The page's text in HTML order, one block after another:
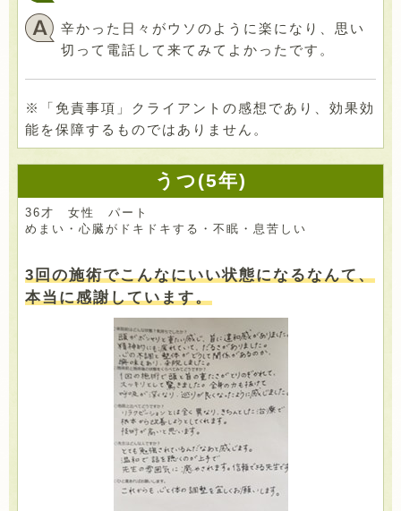
辛かった日々がウソのように楽になり、思い
切って電話して来てみてよかったです。
※「免責事項」クライアントの感想であり、効果効
能を保障するものではありません。
うつ(5年)
36才 女性 パート
めまい・心臓がドキドキする・不眠・息苦しい
3回の施術でこんなにいい状態になるなんて、
本当に感謝しています。